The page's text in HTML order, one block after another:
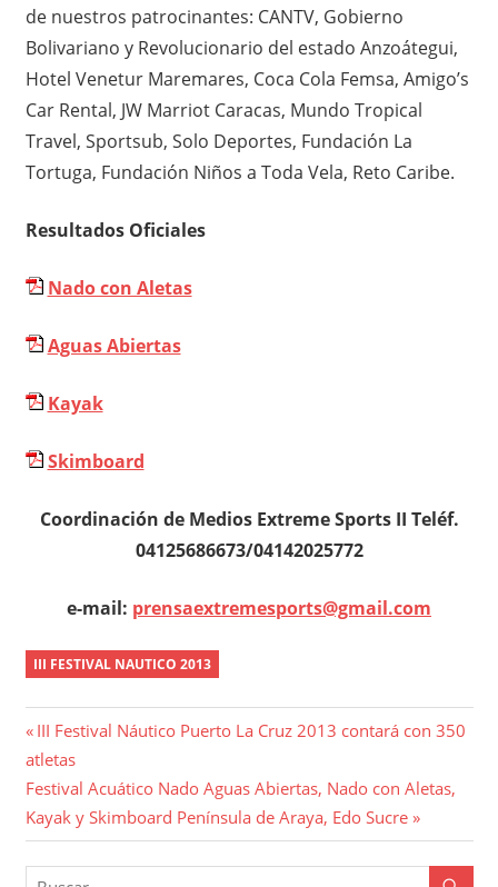
de nuestros patrocinantes: CANTV, Gobierno
Bolivariano y Revolucionario del estado Anzoátegui,
Hotel Venetur Maremares, Coca Cola Femsa, Amigo’s
Car Rental, JW Marriot Caracas, Mundo Tropical
Travel, Sportsub, Solo Deportes, Fundación La
Tortuga, Fundación Niños a Toda Vela, Reto Caribe.
Resultados Oficiales
Nado con Aletas
Aguas Abiertas
Kayak
Skimboard
Coordinación de Medios Extreme Sports II Teléf.
04125686673/04142025772
e-mail: prensaextremesports@gmail.com
III FESTIVAL NAUTICO 2013
Navegación
de
entradas
Entrada
anterior:
III Festival Náutico Puerto La Cruz 2013 contará con 350
atletas
Entrada
siguiente:
Festival Acuático Nado Aguas Abiertas, Nado con Aletas,
Kayak y Skimboard Península de Araya, Edo Sucre